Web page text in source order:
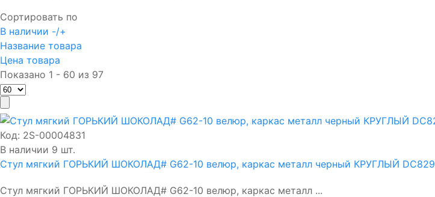
Сортировать по
В наличии -/+
Название товара
Цена товара
Показано 1 - 60 из 97
Код: 2S-00004831
В наличии 9 шт.
Стул мягкий ГОРЬКИЙ ШОКОЛАД# G62-10 велюр, каркас металл черный КРУГЛЫЙ DC829
Стул мягкий ГОРЬКИЙ ШОКОЛАД# G62-10 велюр, каркас металл ...